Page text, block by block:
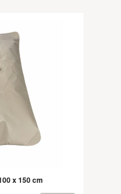
x 150 cm